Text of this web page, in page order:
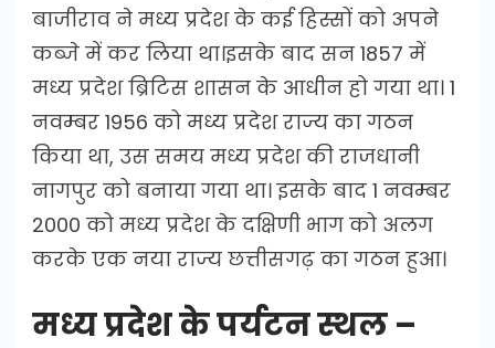
बाजीराव ने मध्य प्रदेश के कई हिस्सों को अपने
कब्जे में कर लिया था।इसके बाद सन 1857 में
मध्य प्रदेश ब्रिटिस शासन के आधीन हो गया था। 1
नवम्बर 1956 को मध्य प्रदेश राज्य का गठन
किया था, उस समय मध्य प्रदेश की राजधानी
नागपुर को बनाया गया था। इसके बाद 1 नवम्बर
2000 को मध्य प्रदेश के दक्षिणी भाग को अलग
करके एक नया राज्य छत्तीसगढ़ का गठन हुआ।
मध्य प्रदेश के पर्यटन स्थल –